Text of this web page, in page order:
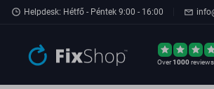
Ugrás az oldal fő részéhez
Helpdesk: Hétfő - Péntek 9:00 - 16:00
Over1000reviews